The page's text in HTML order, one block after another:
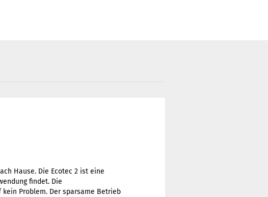
Hause. Die Ecotec 2 ist eine
findet. Die
Problem. Der sparsame Betrieb